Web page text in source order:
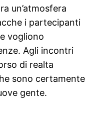
un’atmosfera
i partecipanti
vogliono
Agli incontri
di realta
sono certamente
gente.